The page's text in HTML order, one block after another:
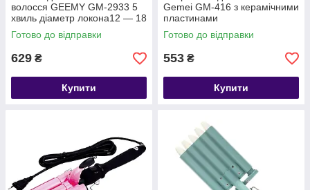
волосся GEEMY GM-2933 5
хвиль діаметр локона12 — 18
мм
Готово до відправки
629 ₴
Купити
Gemei GM-416 з керамічними
пластинами
Готово до відправки
553 ₴
Купити